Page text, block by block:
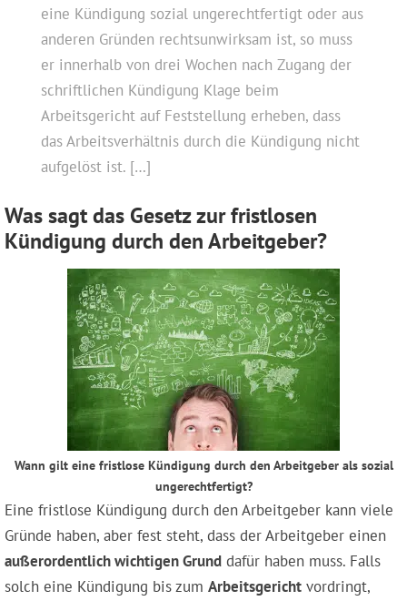
eine Kündigung sozial ungerechtfertigt oder aus
anderen Gründen rechtsunwirksam ist, so muss
er innerhalb von drei Wochen nach Zugang der
schriftlichen Kündigung Klage beim
Arbeitsgericht auf Feststellung erheben, dass
das Arbeitsverhältnis durch die Kündigung nicht
aufgelöst ist. […]
Was sagt das Gesetz zur fristlosen
Kündigung durch den Arbeitgeber?
Wann gilt eine fristlose Kündigung durch den Arbeitgeber als sozial
ungerechtfertigt?
Eine fristlose Kündigung durch den Arbeitgeber kann viele
Gründe haben, aber fest steht, dass der Arbeitgeber einen
außerordentlich wichtigen Grund dafür haben muss. Falls
solch eine Kündigung bis zum Arbeitsgericht vordringt,